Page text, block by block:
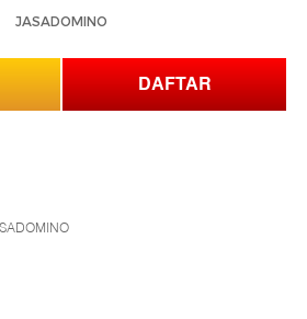
JASADOMINO
DAFTAR